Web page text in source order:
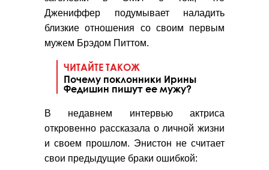
Джениффер подумывает наладить
близкие отношения со своим первым
мужем Брэдом Питтом.
ЧИТАЙТЕ ТАКОЖ
Почему поклонники Ирины
Федишин пишут ее мужу?
В недавнем интервью актриса
откровенно рассказала о личной жизни
и своем прошлом. Энистон не считает
свои предыдущие браки ошибкой: